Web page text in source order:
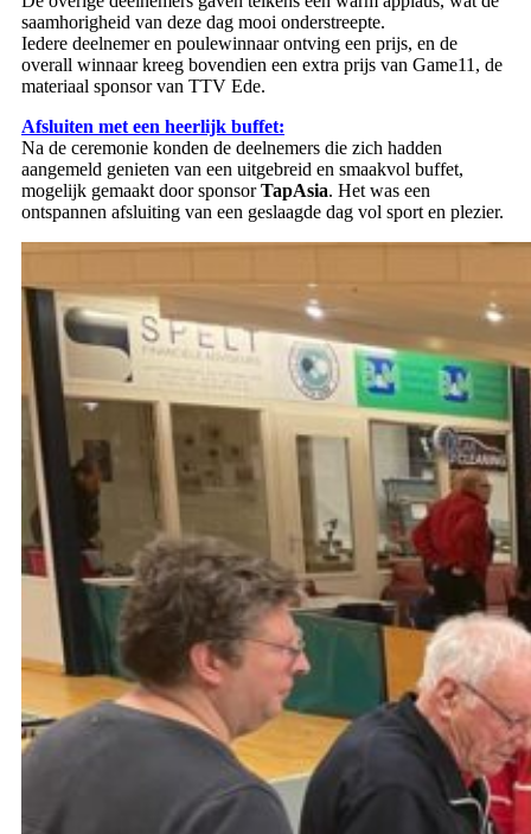
saamhorigheid van deze dag mooi onderstreepte.
Iedere deelnemer en poulewinnaar ontving een prijs, en de
overall winnaar kreeg bovendien een extra prijs van Game11, de
materiaal sponsor van TTV Ede.
Afsluiten met een heerlijk buffet:
Na de ceremonie konden de deelnemers die zich hadden
aangemeld genieten van een uitgebreid en smaakvol buffet,
mogelijk gemaakt door sponsorTapAsia. Het was een
ontspannen afsluiting van een geslaagde dag vol sport en plezier.